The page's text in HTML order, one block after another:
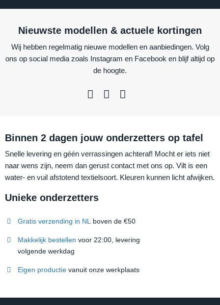
Nieuwste modellen & actuele kortingen
Wij hebben regelmatig nieuwe modellen en aanbiedingen. Volg
ons op social media zoals Instagram en Facebook en blijf altijd op
de hoogte.
Binnen 2 dagen jouw onderzetters op tafel
Snelle levering en géén verrassingen achteraf! Mocht er iets niet
naar wens zijn, neem dan gerust contact met ons op. Vilt is een
water- en vuil afstotend textielsoort. Kleuren kunnen licht afwijken.
Unieke onderzetters
Gratis verzending in NL boven de €50
Makkelijk bestellen voor 22:00, levering
volgende werkdag
Eigen productie vanuit onze werkplaats